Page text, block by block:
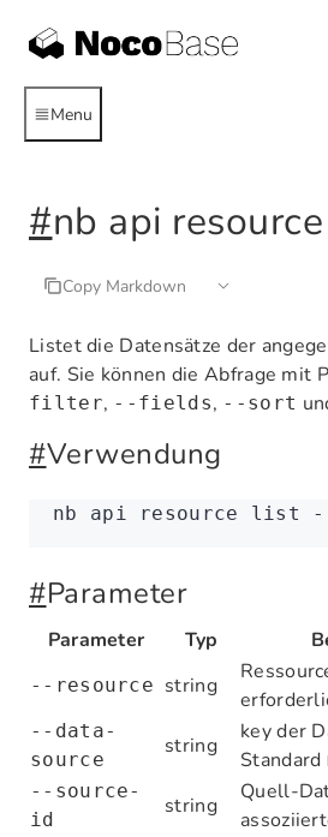
Menu
#nb api
Copy Markdown
Listet die Datensätze der
auf. Sie können die Abfrage mit
filter, --fields, --sort
#Verwendung
nb api resource list
#Parameter
Parameter Typ
--resource string
--data-
source
string
key der
Standard
--source-
id
string
Quell-